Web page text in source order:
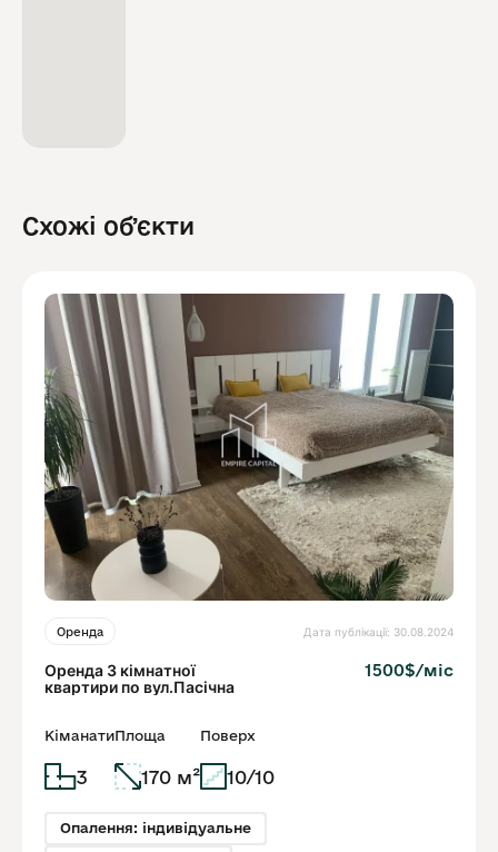
Схожі обʼєкти
Оренда Дата публікації: 30.08.2024
Оренда 3 кімнатної
квартири по вул.Пасічна
1500$/міс
Кіманати
3
Площа
170 м²
Поверх
10/10
Опалення: індивідуальне